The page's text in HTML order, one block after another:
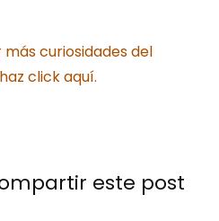
curiosidades del
click aquí.
este post